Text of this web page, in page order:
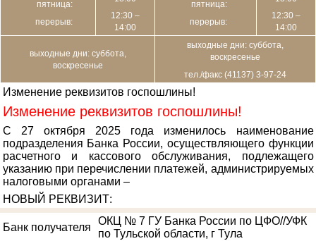
пятница:
перерыв:
12:30 –
14:00
пятница:
перерыв:
12:30 –
14:00
выходные дни: суббота,
воскресенье
выходные дни: суббота,
воскресенье
тел./факс (41137) 3-97-24
Изменение реквизитов госпошлины!
Изменение реквизитов госпошлины!
С 27 октября 2025 года изменилось наименование
подразделения Банка России, осуществляющего функции
расчетного и кассового обслуживания, подлежащего
указанию при перечислении платежей, администрируемых
налоговыми органами –
НОВЫЙ РЕКВИЗИТ:
Банк получателя
ОКЦ № 7 ГУ Банка России по ЦФО//УФК
по Тульской области, г Тула